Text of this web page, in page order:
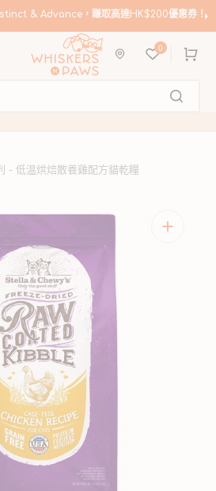
& Advance，賺取高達HK$200優惠券！
0
購
物
- 低温烘焙散養雞配方貓乾糧
開
啟
圖
庫
檢
視
中
的